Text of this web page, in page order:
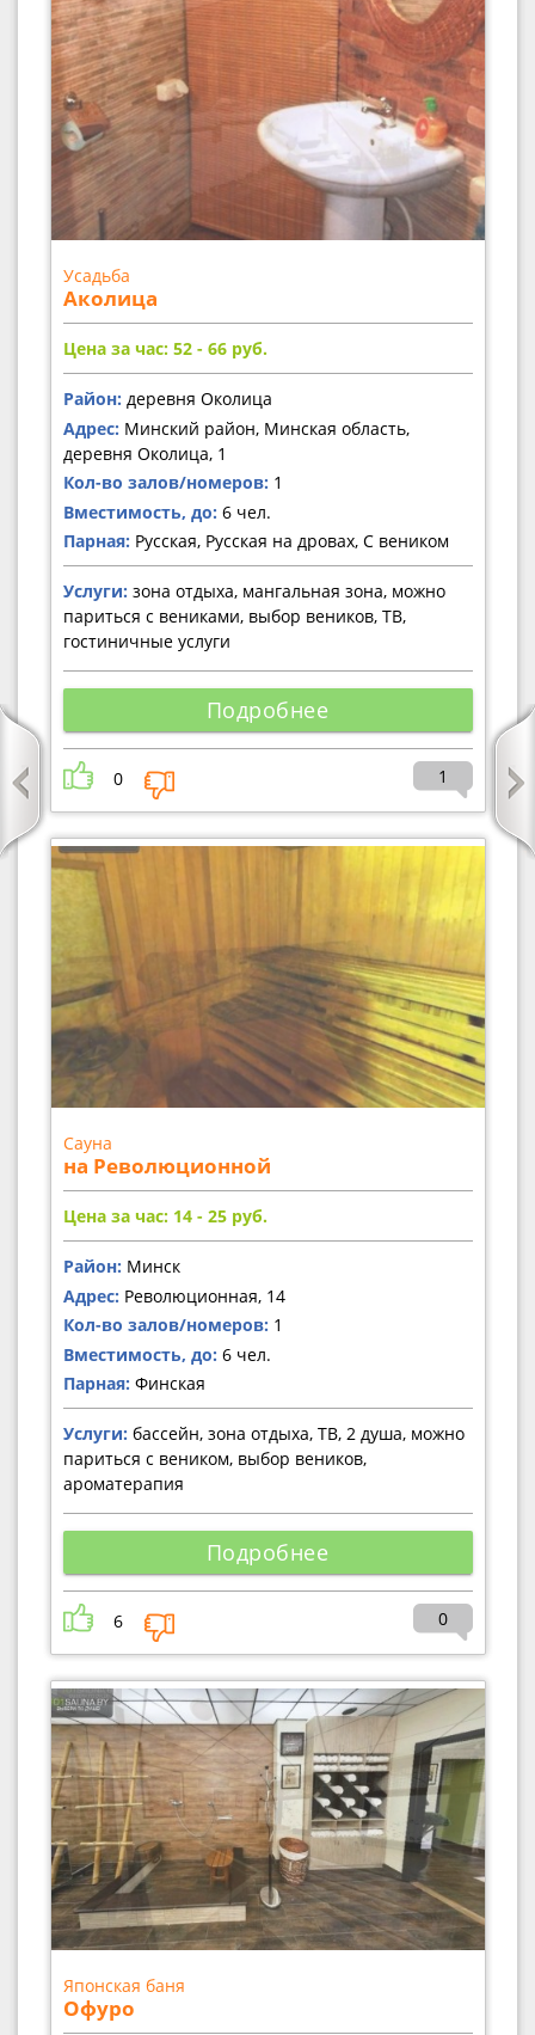
Усадьба
Аколица
Цена за час: 52 - 66 руб.
Район: деревня Околица
Адрес: Минский район, Минская область,
деревня Околица, 1
Кол-во залов/номеров: 1
Вместимость, до: 6 чел.
Парная: Русская, Русская на дровах, С веником
Услуги: зона отдыха, мангальная зона, можно
париться с вениками, выбор веников, ТВ,
гостиничные услуги
Подробнее
0 1
Сауна
на Революционной
Цена за час: 14 - 25 руб.
Район: Минск
Адрес: Революционная, 14
Кол-во залов/номеров: 1
Вместимость, до: 6 чел.
Парная: Финская
Услуги: бассейн, зона отдыха, ТВ, 2 душа, можно
париться с веником, выбор веников,
ароматерапия
Подробнее
6 0
Японская баня
Офуро